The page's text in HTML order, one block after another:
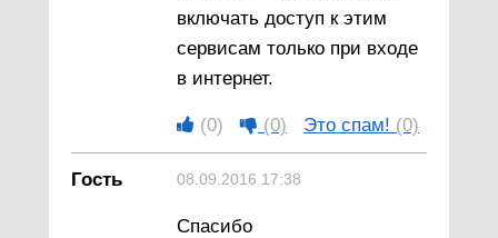
включать доступ к этим
сервисам только при входе
в интернет.
(0) (0) Это спам! (0)
Гость 08.09.2016 17:38
Спасибо